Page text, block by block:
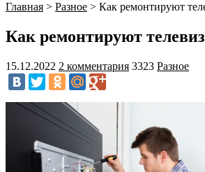
Главная > Разное > Как ремонтируют
Как ремонтируют
15.12.2022 2 комментария 3323 Разное